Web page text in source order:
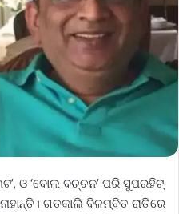
ଓ ‘ବୋଲ ବଚ୍ଚନ’ ପରି ସୁପରହିଟ୍‌
ଗତକାଲି ବିଳମ୍ବିତ ରାତିରେ